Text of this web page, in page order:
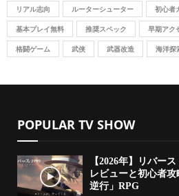
リアル志向 ルーターシューター 初心者
基本プレイ無料 推奨スペック 早期アク
格闘ゲーム 武侠 武器改造 海洋探
POPULAR TV SHOW
【2026年】リバー
レビューと初心者
逆行」RPG